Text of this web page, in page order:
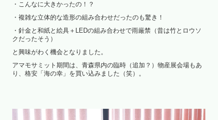
・こんなに大きかったの！？
・複雑な立体的な造形の組み合わせだったのも驚き！
・針金と和紙と絵具＋LEDの組み合わせで雨厳禁（昔は竹とロウソ
クだったそう）
と興味がわく機会となりました。
アマモサミット期間は、青森県内の臨時（追加？）物産展会場もあ
り、格安「海の幸」を買い込みました（笑）。